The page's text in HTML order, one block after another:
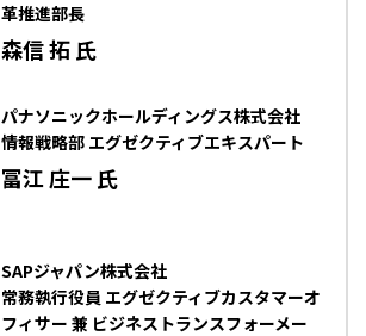
革推進部長
森信 拓 氏
パナソニックホールディングス株式会社
情報戦略部 エグゼクティブエキスパート
冨江 庄一 氏
SAPジャパン株式会社
常務執行役員 エグゼクティブカスタマーオ
フィサー 兼 ビジネストランスフォーメー